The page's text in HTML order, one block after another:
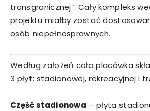
transgranicznej”. Cały kompleks
projektu miałby zostać
osób niepełnosprawnych.
Według założeń cała placówka
3 płyt: stadionowej, rekreacyjnej i
Część stadionowa – płyta